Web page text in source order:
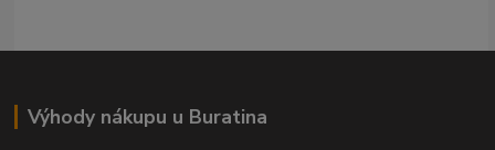
Výhody nákupu u Buratina